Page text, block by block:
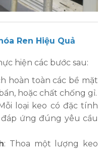
Ren Hiệu Quả
hiện các bước sau:
hoàn toàn các bề mặt
hoặc chất chống gỉ.
loại keo có đặc tính
ứng đúng yêu cầu
: Thoa một lượng keo